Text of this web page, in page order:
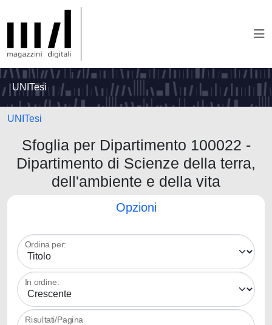
UNITesi
UNITesi
Sfoglia per Dipartimento 100022 -
Dipartimento di Scienze della terra,
dell'ambiente e della vita
Opzioni
Ordina per:
In ordine:
Risultati/Pagina